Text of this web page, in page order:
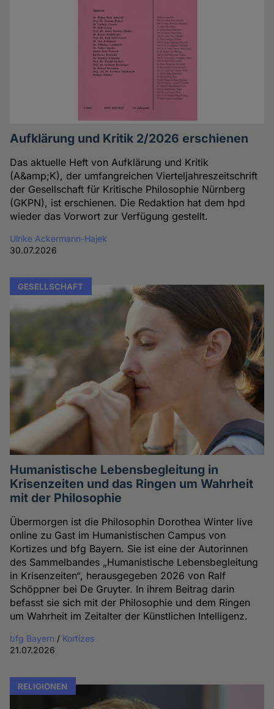
Aufklärung und Kritik 2/2026 erschienen
Das aktuelle Heft von Aufklärung und Kritik
(A&amp;K), der umfangreichen Vierteljahreszeitschrift
der Gesellschaft für Kritische Philosophie Nürnberg
(GKPN), ist erschienen. Die Redaktion hat dem hpd
wieder das Vorwort zur Verfügung gestellt.
Ulrike Ackermann-Hajek
30.07.2026
GESELLSCHAFT
Humanistische Lebensbegleitung in
Krisenzeiten und das Ringen um Wahrheit
mit der Philosophie
Übermorgen ist die Philosophin Dorothea Winter live
online zu Gast im Humanistischen Campus von
Kortizes und bfg Bayern. Sie ist eine der Autorinnen
des Sammelbandes „Humanistische Lebensbegleitung
in Krisenzeiten“, herausgegeben 2026 von Ralf
Schöppner bei De Gruyter. In ihrem Beitrag darin
befasst sie sich mit der Philosophie und dem Ringen
um Wahrheit im Zeitalter der Künstlichen Intelligenz.
bfg Bayern / Kortizes
21.07.2026
RELIGIONEN